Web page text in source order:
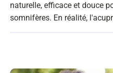
naturelle, efficace et douce
somnifères. En réalité,